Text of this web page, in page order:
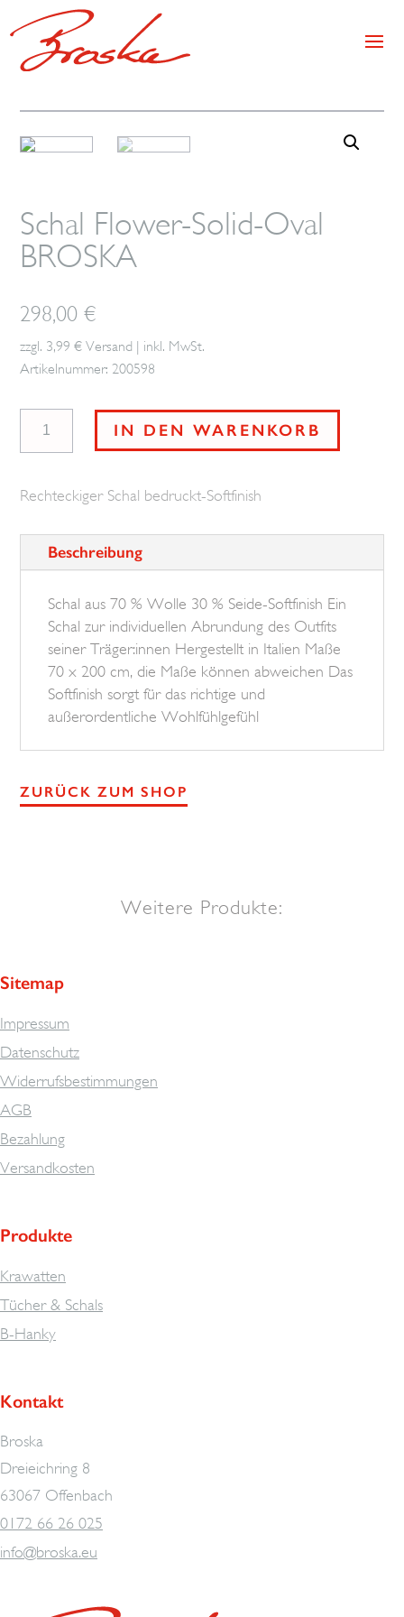
Schal Flower-Solid-Oval
BROSKA
298,00€
zzgl. 3,99 € Versand | inkl. MwSt.
Artikelnummer: 200598
Schal
Oval
Menge
IN DEN WARENKORB
Rechteckiger Schal bedruckt-Softfinish
Beschreibung
Schal aus 70 % Wolle 30 % Seide-Softfinish Ein
Schal zur individuellen Abrundung des Outfits
seiner Träger:innen Hergestellt in Italien Maße
70 x 200 cm, die Maße können abweichen Das
Softfinish sorgt für das richtige und
außerordentliche Wohlfühlgefühl
ZURÜCK ZUM SHOP
Weitere Produkte:
Sitemap
Impressum
Datenschutz
Widerrufsbestimmungen
AGB
Bezahlung
Versandkosten
Produkte
Krawatten
Tücher & Schals
B-Hanky
Kontakt
Broska
Dreieichring 8
63067 Offenbach
0172 66 26 025
info@broska.eu